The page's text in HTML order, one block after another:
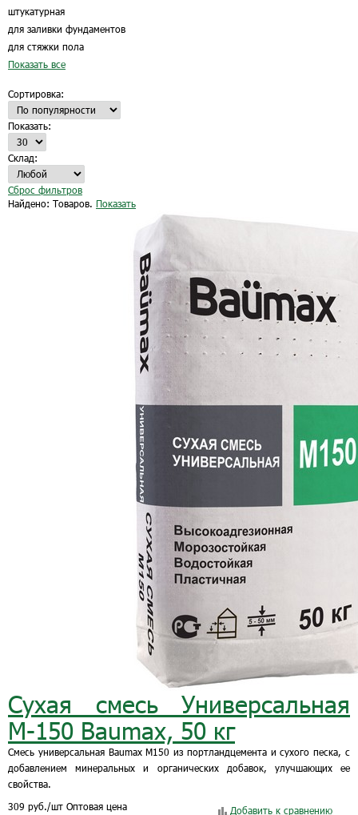
штукатурная
для заливки фундаментов
для стяжки пола
Показать все
Сортировка:
Показать:
Склад:
Сброс фильтров
Найдено: Товаров. Показать
Сухая смесь Универсальная
М-150 Baumax, 50 кг
Смесь универсальная Baumax М150 из портландцемента и сухого песка, с
добавлением минеральных и органических добавок, улучшающих ее
свойства.
309 руб./шт Оптовая цена
Добавить к сравнению